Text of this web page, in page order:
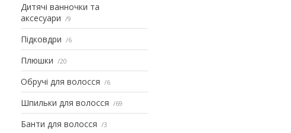
Дитячі ванночки та
аксесуари
9
Підковдри 6
Плюшки 20
Обручі для волосся 6
Шпильки для волосся 69
Банти для волосся 3